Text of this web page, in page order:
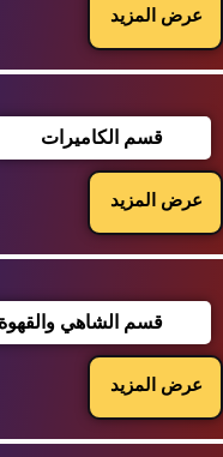
عرض المزيد
قسم الكاميرات
عرض المزيد
قسم الشاهي والقهوة
عرض المزيد